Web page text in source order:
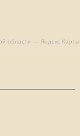
области — Яндекс Карты